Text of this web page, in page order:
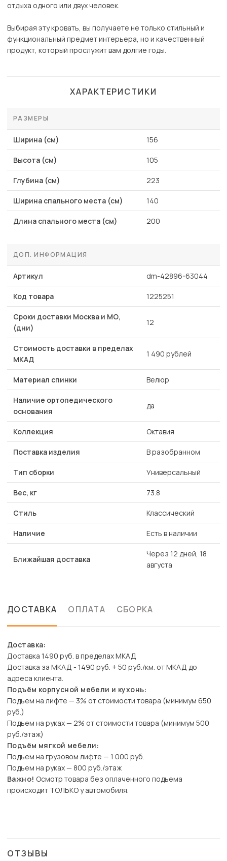
отдыха одного или двух человек.
Выбирая эту кровать, вы получаете не только стильный и
функциональный предмет интерьера, но и качественный
продукт, который прослужит вам долгие годы.
ХАРАКТЕРИСТИКИ
РАЗМЕРЫ
Ширина (см) 156
Высота (см) 105
Глубина (см) 223
Ширина спального места (см) 140
Длина спального места (см) 200
ДОП. ИНФОРМАЦИЯ
Артикул dm-42896-63044
Код товара 1225251
Сроки доставки Москва и МО,
(дни)
12
Стоимость доставки в пределах
МКАД
1 490 рублей
Материал спинки Велюр
Наличие ортопедического
основания
да
Коллекция Октавия
Поставка изделия В разобранном
Тип сборки Универсальный
Вес, кг 73.8
Стиль Классический
Наличие Есть в наличии
Ближайшая доставка
Через 12 дней, 18
августа
ДОСТАВКА ОПЛАТА СБОРКА
Доставка:
Доставка 1490 руб. в пределах МКАД
Доставка за МКАД - 1490 руб. + 50 руб./км. от МКАД до
адреса клиента.
Подъём корпусной мебели и кухонь:
Подъем на лифте — 3% от стоимости товара (минимум 650
руб.)
Подъем на руках — 2% от стоимости товара (минимум 500
руб./этаж)
Подъём мягкой мебели:
Подъем на грузовом лифте — 1 000 руб.
Подъем на руках — 800 руб./этаж
Важно! Осмотр товара без оплаченного подъема
происходит ТОЛЬКО у автомобиля.
ОТЗЫВЫ